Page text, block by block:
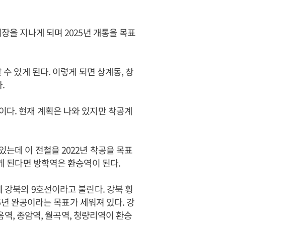
을 지나게 되며 2025년 개통을 목표
있게 된다. 이렇게 되면 상계동, 창
.
다. 현재 계획은 나와 있지만 착공계
는데 이 전철을 2022년 착공을 목표
된다면 방학역은 환승역이 된다.
북의 9호선이라고 불린다. 강북 횡
완공이라는 목표가 세워져 있다. 강
, 종암역, 월곡역, 청량리역이 환승